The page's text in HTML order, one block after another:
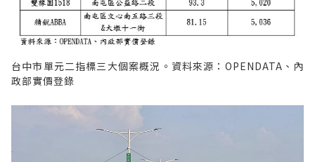
台中市單元二指標三大個案概況。資料來源：OPENDATA、內
政部實價登錄